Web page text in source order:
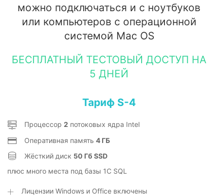
можно подключаться и с ноутбуков
или компьютеров с операционной
системой Mac OS
БЕСПЛАТНЫЙ ТЕСТОВЫЙ ДОСТУП НА
5 ДНЕЙ
Тариф S-4
Процессор 2 потоковых ядра Intel
Оперативная память 4 ГБ
Жёсткий диск 50 Гб SSD
плюс много места под базы 1C SQL
Лицензии Windows и Office включены